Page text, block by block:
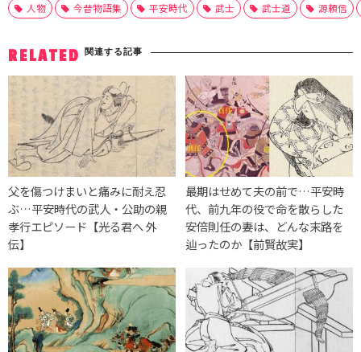
人物 今昔物語集 平安時代 武士 武士道 源頼信
RELATED 関連する記事
父を傷つけまいと痛みに耐え忍
ぶ…平安時代の武人・公助の親
孝行エピソード【光る君へ 外
伝】
最期はせめて夫の前で…平安時
代、前九年の役で命を散らした
安倍則任の妻は、どんな末路を
辿ったのか【前賢故実】